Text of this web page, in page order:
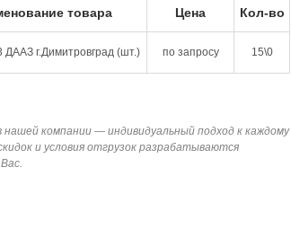
товара Цена Кол-во
ДААЗ г.Димитровград (шт.) по запросу 15\0
нашей компании — индивидуальный подход к каждому
и условия отгрузок разрабатываются